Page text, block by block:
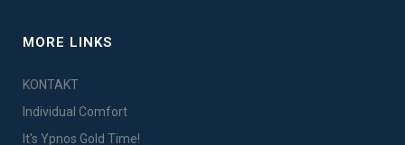
MORE LINKS
KONTAKT
Individual Comfort
It's Ypnos Gold Time!